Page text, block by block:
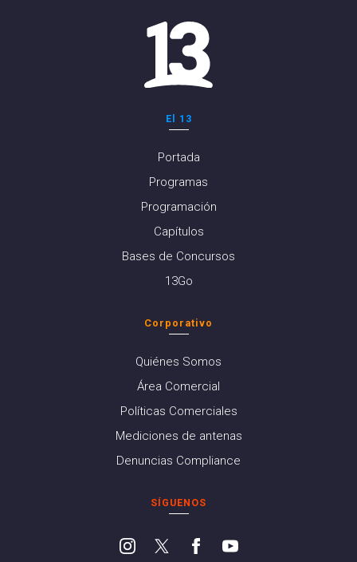
El 13
Portada
Programas
Programación
Capítulos
Bases de Concursos
13Go
Corporativo
Quiénes Somos
Área Comercial
Políticas Comerciales
Mediciones de antenas
Denuncias Compliance
SÍGUENOS